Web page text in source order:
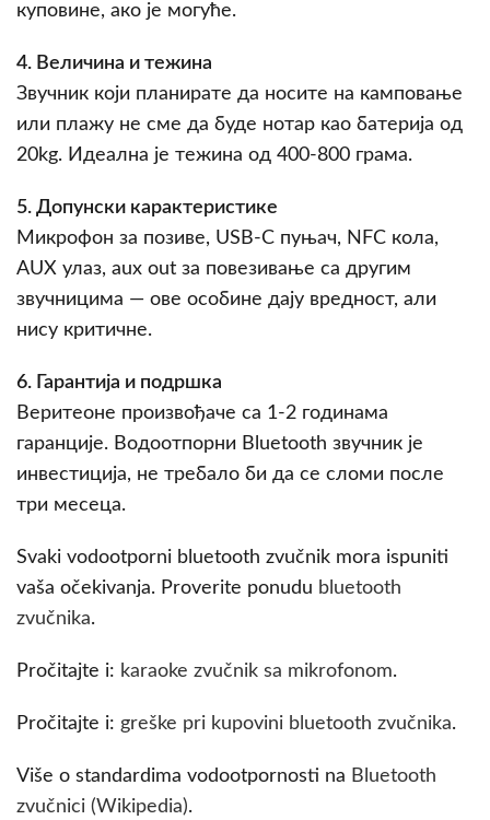
куповине, ако је могуће.
4. Величина и тежина
Звучник који планирате да носите на камповање
или плажу не сме да буде нотар као батерија од
20kg. Идеална је тежина од 400-800 грама.
5. Допунски карактеристике
Микрофон за позиве, USB-C пуњач, NFC кола,
AUX улаз, aux out за повезивање са другим
звучницима — ове особине дају вредност, али
нису критичне.
6. Гарантија и подршка
Веритеоне произвођаче са 1-2 годинама
гаранције. Водоотпорни Bluetooth звучник је
инвестиција, не требало би да се сломи после
три месеца.
Svaki vodootporni bluetooth zvučnik mora ispuniti
vaša očekivanja. Proverite ponudu bluetooth
zvučnika.
Pročitajte i: karaoke zvučnik sa mikrofonom.
Pročitajte i: greške pri kupovini bluetooth zvučnika.
Više o standardima vodootpornosti na Bluetooth
zvučnici (Wikipedia).